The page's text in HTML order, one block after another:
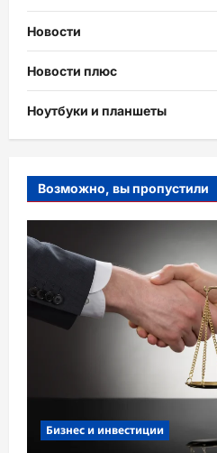
Новости
Новости плюс
Ноутбуки и планшеты
Возможно, вы пропустили
Бизнес и инвестиции